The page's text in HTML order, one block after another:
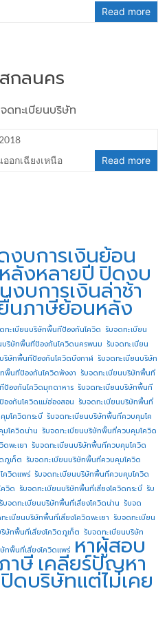
Read more
กลนคร
ดทะเบียนบริษัท
อกเฉียงเหนือ Read more
งบการเงินย้อน
ลังหลายปี ปิดงบ
งบการเงินล่าช้า
นภาษีย้อนหลัง
ทะเบียนบริษัทพื้นทีป้องกันโควิด รับจดทะเบียน
บริษัทพื้นทีป้องกันโควิดนครพนม รับจดทะเบียน
ริษัทพื้นทีป้องกันโควิดบึงกาฬ รับจดทะเบียนบริษัท
พื้นทีป้องกันโควิดพังงา รับจดทะเบียนบริษัทพื้นที
ป้องกันโควิดมุกดาหาร รับจดทะเบียนบริษัทพื้นที
องกันโควิดแม่ฮ่องสอน รับจดทะเบียนบริษัทพื้นที่
มโควิดกระบี่ รับจดทะเบียนบริษัทพื้นที่ควบคุมโค
โควิดน่าน รับจดทะเบียนบริษัทพื้นที่ควบคุมโควิด
พะเยา รับจดทะเบียนบริษัทพื้นที่ควบคุมโควิด
ภูเก็ต รับจดทะเบียนบริษัทพื้นที่ควบคุมโควิด
ควิดแพร่ รับจดทะเบียนบริษัทพื้นที่ควบคุมโควิด
วิด รับจดทะเบียนบริษัทพื้นที่เสี่ยงโควิดกระบี่ รับ
รับจดทะเบียนบริษัทพื้นที่เสี่ยงโควิดน่าน รับจด
ะเบียนบริษัทพื้นที่เสี่ยงโควิดพะเยา รับจดทะเบียน
ษัทพื้นที่เสี่ยงโควิดภูเก็ต รับจดทะเบียนบริษัท
ทพื้นที่เสี่ยงโควิดแพร่ หาผู้สอบ
าษี เคลียร์ปัญหา
ปิดบริษัทแต่ไม่เคย